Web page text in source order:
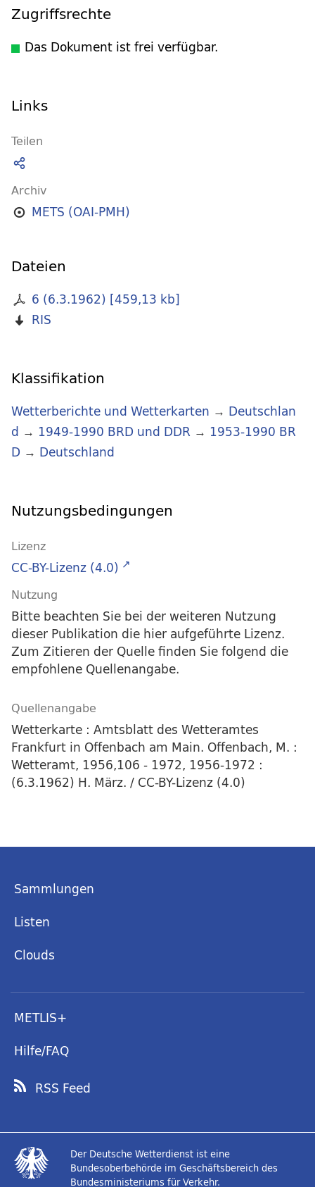
Zugriffsrechte
Das Dokument ist frei verfügbar.
Links
Teilen
Archiv
METS (OAI-PMH)
Dateien
6 (6.3.1962) [459,13 kb]
RIS
Klassifikation
Wetterberichte und Wetterkarten → Deutschlan
d → 1949-1990 BRD und DDR → 1953-1990 BR
D → Deutschland
Nutzungsbedingungen
Lizenz
CC-BY-Lizenz (4.0)
Nutzung
Bitte beachten Sie bei der weiteren Nutzung
dieser Publikation die hier aufgeführte Lizenz.
Zum Zitieren der Quelle finden Sie folgend die
empfohlene Quellenangabe.
Quellenangabe
Wetterkarte : Amtsblatt des Wetteramtes
Frankfurt in Offenbach am Main. Offenbach, M. :
Wetteramt, 1956,106 - 1972, 1956-1972 :
(6.3.1962) H. März. / CC-BY-Lizenz (4.0)
Sammlungen
Listen
Clouds
METLIS+
Hilfe/FAQ
RSS Feed
Der Deutsche Wetterdienst ist eine
Bundesoberbehörde im Geschäftsbereich des
Bundesministeriums für Verkehr.